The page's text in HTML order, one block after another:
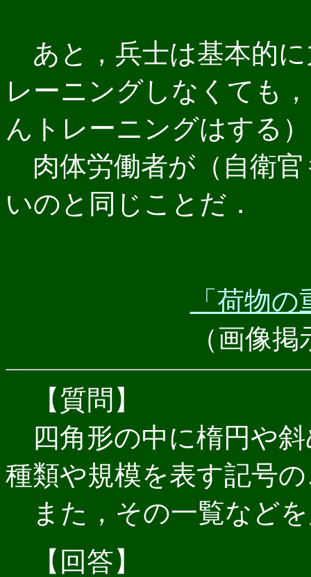
あと，兵士は基本的
レーニングしなくても
んトレーニングはする
肉体労働者が（自衛官
いのと同じことだ．
「荷物
（画像
【質問】
四角形の中に楕円や
種類や規模を表す記号
また，その一覧など
【回答】